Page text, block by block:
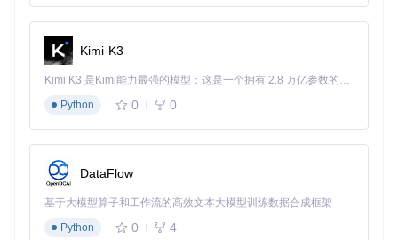
该工具采用"一次获取，终身使用"的设计理念，所有配色方案
经过严格测试，确保在iTerm2中完美显示。schemes目录按字
为什么动态配色切换能提升30%工作效率
对比度配色，而Markdown编辑则需要柔和色调。iTerm2-Colo
r-Schemes提供的dynamic-colors脚本可实现基于项目类型的
自动切换。
技巧：在项目根目录创建
Kimi-K3
Kimi K3 是Kimi能力最强的模型：这是一个拥有 2.8 万亿参数的混合专家（MoE）模型，具备原生视觉理解能力，并支持 100 万 token 的上下文窗口。
Python
0 0
DataFlow
基于大模型算子和工作流的高效文本大模型训练数据合成框架
Python
0 4